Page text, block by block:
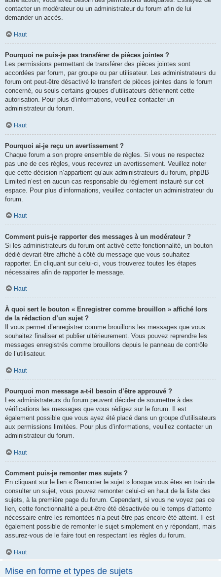
contacter un modérateur ou un administrateur du forum afin de lui
demander un accès.
Haut
Pourquoi ne puis-je pas transférer de pièces jointes ?
Les permissions permettant de transférer des pièces jointes sont
accordées par forum, par groupe ou par utilisateur. Les administrateurs du
forum ont peut-être désactivé le transfert de pièces jointes dans le forum
concerné, ou seuls certains groupes d’utilisateurs détiennent cette
autorisation. Pour plus d’informations, veuillez contacter un
administrateur du forum.
Haut
Pourquoi ai-je reçu un avertissement ?
Chaque forum a son propre ensemble de règles. Si vous ne respectez
pas une de ces règles, vous recevrez un avertissement. Veuillez noter
que cette décision n’appartient qu’aux administrateurs du forum, phpBB
Limited n’est en aucun cas responsable du règlement instauré sur cet
espace. Pour plus d’informations, veuillez contacter un administrateur du
forum.
Haut
Comment puis-je rapporter des messages à un modérateur ?
Si les administrateurs du forum ont activé cette fonctionnalité, un bouton
dédié devrait être affiché à côté du message que vous souhaitez
rapporter. En cliquant sur celui-ci, vous trouverez toutes les étapes
nécessaires afin de rapporter le message.
Haut
À quoi sert le bouton « Enregistrer comme brouillon » affiché lors
de la rédaction d’un sujet ?
Il vous permet d’enregistrer comme brouillons les messages que vous
souhaitez finaliser et publier ultérieurement. Vous pouvez reprendre les
messages enregistrés comme brouillons depuis le panneau de contrôle
de l’utilisateur.
Haut
Pourquoi mon message a-t-il besoin d’être approuvé ?
Les administrateurs du forum peuvent décider de soumettre à des
vérifications les messages que vous rédigez sur le forum. Il est
également possible que vous ayez été placé dans un groupe d’utilisateurs
aux permissions limitées. Pour plus d’informations, veuillez contacter un
administrateur du forum.
Haut
Comment puis-je remonter mes sujets ?
En cliquant sur le lien « Remonter le sujet » lorsque vous êtes en train de
consulter un sujet, vous pouvez remonter celui-ci en haut de la liste des
sujets, à la première page du forum. Cependant, si vous ne voyez pas ce
lien, cette fonctionnalité a peut-être été désactivée ou le temps d’attente
nécessaire entre les remontées n’a peut-être pas encore été atteint. Il est
également possible de remonter le sujet simplement en y répondant, mais
assurez-vous de le faire tout en respectant les règles du forum.
Haut
Mise en forme et types de sujets